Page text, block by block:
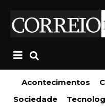
Acontecimentos
Sociedade